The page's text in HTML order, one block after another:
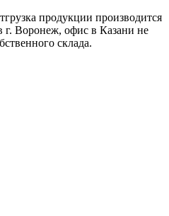
продукции производится
г. Воронеж, офис в Казани не
склада.